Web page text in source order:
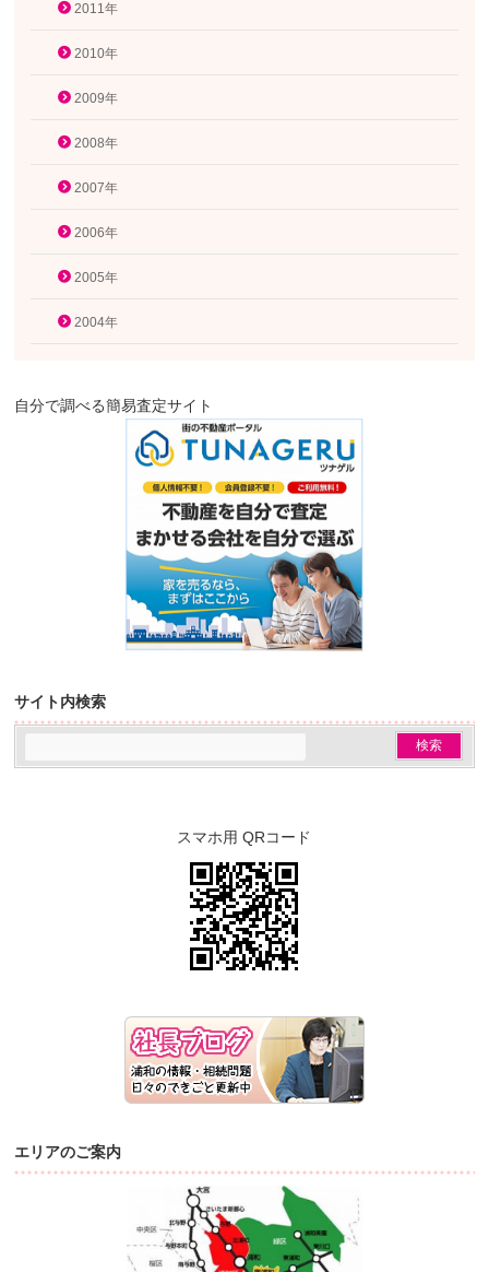
2011年
2010年
2009年
2008年
2007年
2006年
2005年
2004年
自分で調べる簡易査定サイト
サイト内検索
スマホ用 QRコード
エリアのご案内